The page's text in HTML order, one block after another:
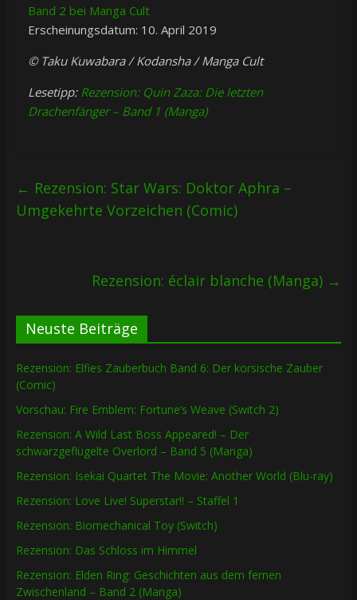
Band 2 bei Manga Cult
Erscheinungsdatum: 10. April 2019
© Taku Kuwabara / Kodansha / Manga Cult
Lesetipp: Rezension: Quin Zaza: Die letzten
Drachenfänger – Band 1 (Manga)
← Rezension: Star Wars: Doktor Aphra –
Umgekehrte Vorzeichen (Comic)
Rezension: éclair blanche (Manga) →
Neuste Beiträge
Rezension: Elfies Zauberbuch Band 6: Der korsische Zauber
(Comic)
Vorschau: Fire Emblem: Fortune’s Weave (Switch 2)
Rezension: A Wild Last Boss Appeared! – Der
schwarzgeflügelte Overlord – Band 5 (Manga)
Rezension: Isekai Quartet The Movie: Another World (Blu-ray)
Rezension: Love Live! Superstar!! – Staffel 1
Rezension: Biomechanical Toy (Switch)
Rezension: Das Schloss im Himmel
Rezension: Elden Ring: Geschichten aus dem fernen
Zwischenland – Band 2 (Manga)